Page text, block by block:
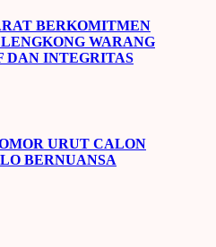
BERKOMITMEN
WARANG
DAN INTEGRITAS
URUT CALON
BERNUANSA